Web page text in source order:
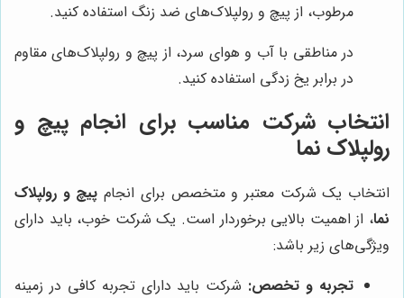
مرطوب، از پیچ و رولپلاک‌های ضد زنگ استفاده کنید.
در مناطقی با آب و هوای سرد، از پیچ و رولپلاک‌های مقاوم
در برابر یخ زدگی استفاده کنید.
انتخاب شرکت مناسب برای انجام پیچ و
رولپلاک نما
انتخاب یک شرکت معتبر و متخصص برای انجام پیچ و رولپلاک
نما، از اهمیت بالایی برخوردار است. یک شرکت خوب، باید دارای
ویژگی‌های زیر باشد:
تجربه و تخصص: شرکت باید دارای تجربه کافی در زمینه